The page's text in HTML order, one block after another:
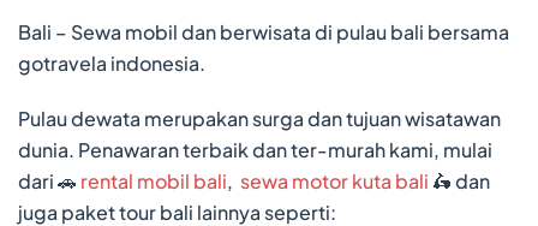
Bali – Sewa mobil dan berwisata di pulau bali bersama
gotravela indonesia.
Pulau dewata merupakan surga dan tujuan wisatawan
dunia. Penawaran terbaik dan ter-murah kami, mulai
dari 🚗 rental mobil bali, sewa motor kuta bali 🛵 dan
juga paket tour bali lainnya seperti: